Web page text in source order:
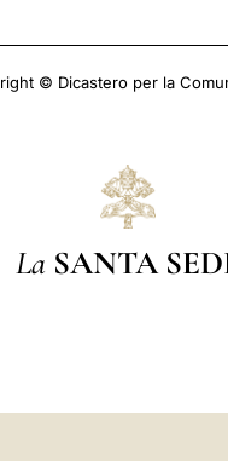
© Dicastero per la
La SANTA